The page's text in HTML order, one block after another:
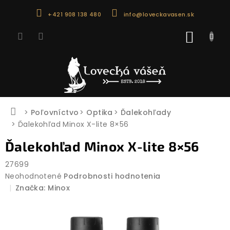
+421 908 138 480 info@loveckavasen.sk
Domov
Poľovníctvo Optika
Ďalekohľady
Ďalekohľad Minox X-lite 8×56
Ďalekohľad Minox X-lite 8×56
27699
Priemerné
hodnotenie
Neohodnotené Podrobnosti hodnotenia
Značka: Minox